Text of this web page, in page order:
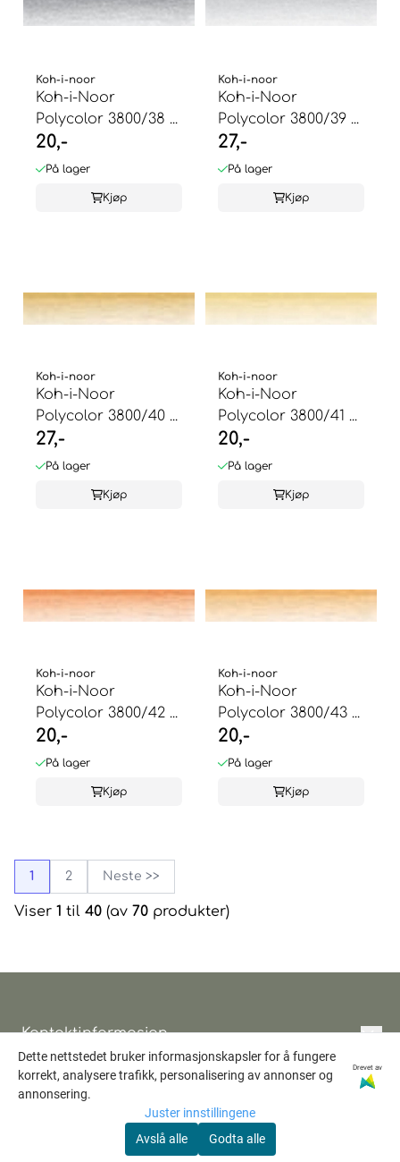
Koh-i-noor
Koh-i-Noor
Polycolor 3800/38 ...
20,-
På lager
Kjøp
Koh-i-noor
Koh-i-Noor
Polycolor 3800/39 ...
27,-
På lager
Kjøp
Koh-i-noor
Koh-i-Noor
Polycolor 3800/40 ...
27,-
På lager
Kjøp
Koh-i-noor
Koh-i-Noor
Polycolor 3800/41 ...
20,-
På lager
Kjøp
Koh-i-noor
Koh-i-Noor
Polycolor 3800/42 ...
20,-
På lager
Kjøp
Koh-i-noor
Koh-i-Noor
Polycolor 3800/43 ...
20,-
På lager
Kjøp
1 2 Neste >>
Viser 1 til 40 (av 70 produkter)
Kontaktinformasjon
Hobbytunet Randi Bratt
Skjulstadvegen 134
Org. nr. 987 663 448 MVA
Informasjon
Personvern
null
Dette nettstedet bruker informasjonskapsler for å fungere
korrekt, analysere trafikk, personalisering av annonser og
annonsering.
Drevet av
Juster innstillingene
Avslå alle
Godta alle